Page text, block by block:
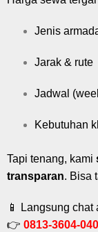
Jenis
Jarak & rute
Jadwal
Kebutuhan
Tapi tenang, kami
transparan. Bisa
📱 Langsung
👉 0813-3604-